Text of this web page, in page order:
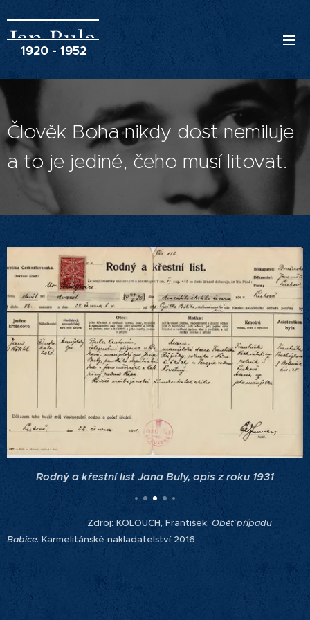
Jan Bula
1920 - 1952
Člověk Boha nikdy dost nemiluje
a to je jediné, čeho musí litovat.
Rodný a křestní list Jana Buly, opis z roku 1931
Zdroj: KOLOUCH, František.Oběť případu
Babice. Karmelitánské nakladatelství 2016